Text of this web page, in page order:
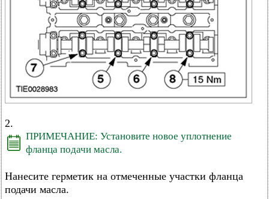
2.
ПРИМЕЧАНИЕ: Установите новое уплотнение
фланца подачи масла.
Нанесите герметик на отмеченные участки фланца
подачи масла.